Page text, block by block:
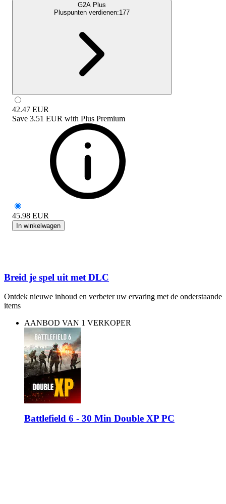
G2A Plus
Pluspunten verdienen:177
42.47 EUR
Save 3.51 EUR with Plus Premium
45.98 EUR
In winkelwagen
Breid je spel uit met DLC
Ontdek nieuwe inhoud en verbeter uw ervaring met de onderstaande
items
AANBOD VAN 1 VERKOPER
Battlefield 6 - 30 Min Double XP PC